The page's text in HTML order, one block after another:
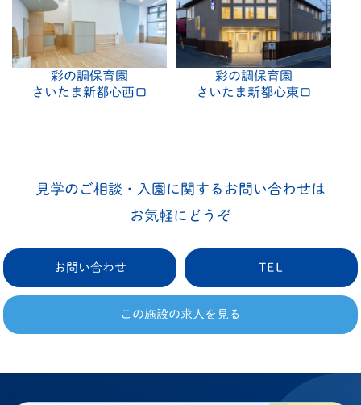
彩の調保育園
さいたま新都心西口
彩の調保育園
さいたま新都心東口
見学のご相談・入園に関するお問い合わせは
お気軽にどうぞ
お問い合わせ TEL
この施設の求人を見る